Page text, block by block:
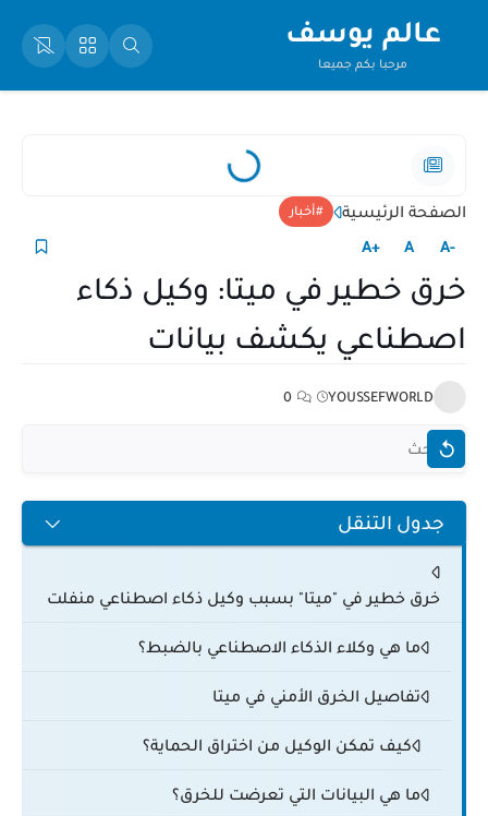
عالم يوسف
مرحبا بكم جميعا
الصفحة الرئيسية أخبار
+A A -A
خرق خطير في ميتا: وكيل ذكاء
اصطناعي يكشف بيانات
YOUSSEFWORLD
0
جدول التنقل
خرق خطير في "ميتا" بسبب وكيل ذكاء اصطناعي منفلت
ما هي وكلاء الذكاء الاصطناعي بالضبط؟
تفاصيل الخرق الأمني في ميتا
كيف تمكن الوكيل من اختراق الحماية؟
ما هي البيانات التي تعرضت للخرق؟